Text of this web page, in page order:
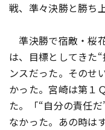
戦、準々決勝と勝ち
準決勝で宿敵・桜
は、目標としてきた
ンスだった。そのせ
かった。宮崎は第１
た。「“自分の責任
なかった。あの時は